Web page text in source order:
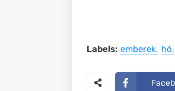
Labels: emberek hó